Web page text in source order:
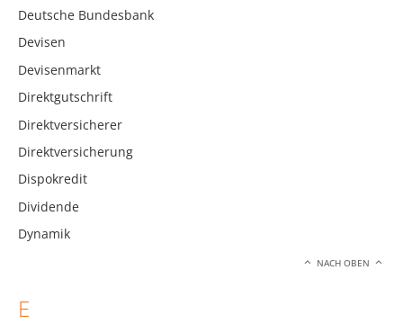
Deutsche Bundesbank
Devisen
Devisenmarkt
Direktgutschrift
Direktversicherer
Direktversicherung
Dispokredit
Dividende
Dynamik
NACH OBEN
E